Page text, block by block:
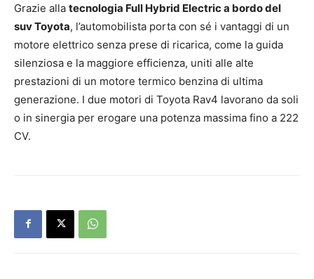
Grazie alla tecnologia Full Hybrid Electric a bordo del
suv Toyota, l’automobilista porta con sé i vantaggi di un
motore elettrico senza prese di ricarica, come la guida
silenziosa e la maggiore efficienza, uniti alle alte
prestazioni di un motore termico benzina di ultima
generazione. I due motori di Toyota Rav4 lavorano da soli
o in sinergia per erogare una potenza massima fino a 222
CV.